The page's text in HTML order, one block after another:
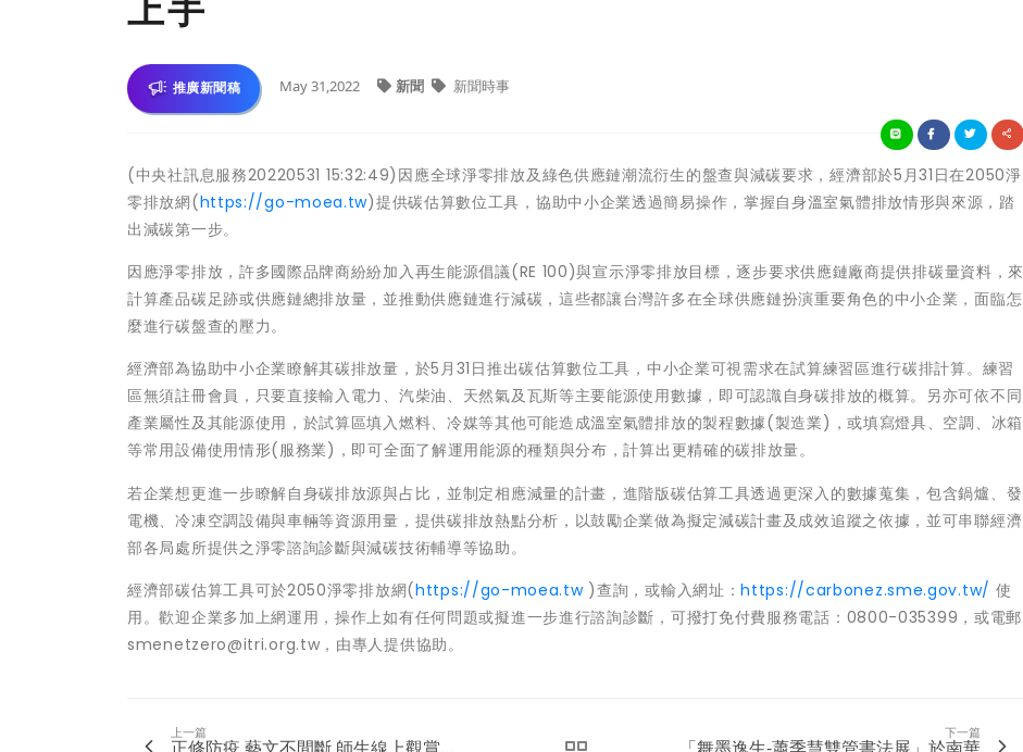
推廣新聞稿 May 31,2022 新聞 新聞時事
(中央社訊息服務20220531 15:32:49)因應全球淨零排放及綠色供應鏈潮流衍生的盤查與減碳要求，經濟部於5月31日在2050淨
零排放網(https://go-moea.tw)提供碳估算數位工具，協助中小企業透過簡易操作，掌握自身溫室氣體排放情形與來源，踏
出減碳第一步。
因應淨零排放，許多國際品牌商紛紛加入再生能源倡議(RE 100)與宣示淨零排放目標，逐步要求供應鏈廠商提供排碳量資料，來
計算產品碳足跡或供應鏈總排放量，並推動供應鏈進行減碳，這些都讓台灣許多在全球供應鏈扮演重要角色的中小企業，面臨怎
麼進行碳盤查的壓力。
經濟部為協助中小企業瞭解其碳排放量，於5月31日推出碳估算數位工具，中小企業可視需求在試算練習區進行碳排計算。練習
區無須註冊會員，只要直接輸入電力、汽柴油、天然氣及瓦斯等主要能源使用數據，即可認識自身碳排放的概算。另亦可依不同
產業屬性及其能源使用，於試算區填入燃料、冷媒等其他可能造成溫室氣體排放的製程數據(製造業)，或填寫燈具、空調、冰箱
等常用設備使用情形(服務業)，即可全面了解運用能源的種類與分布，計算出更精確的碳排放量。
若企業想更進一步瞭解自身碳排放源與占比，並制定相應減量的計畫，進階版碳估算工具透過更深入的數據蒐集，包含鍋爐、發
電機、冷凍空調設備與車輛等資源用量，提供碳排放熱點分析，以鼓勵企業做為擬定減碳計畫及成效追蹤之依據，並可串聯經濟
部各局處所提供之淨零諮詢診斷與減碳技術輔導等協助。
經濟部碳估算工具可於2050淨零排放網(https://go-moea.tw)查詢，或輸入網址：https://carbonez.sme.gov.tw/ 使
用。歡迎企業多加上網運用，操作上如有任何問題或擬進一步進行諮詢診斷，可撥打免付費服務電話：0800-035399，或電郵
smenetzero@itri.org.tw，由專人提供協助。
上一篇 下一篇